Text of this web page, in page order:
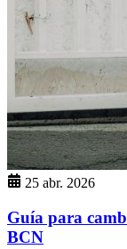
25 abr. 2026
Guía para
BCN